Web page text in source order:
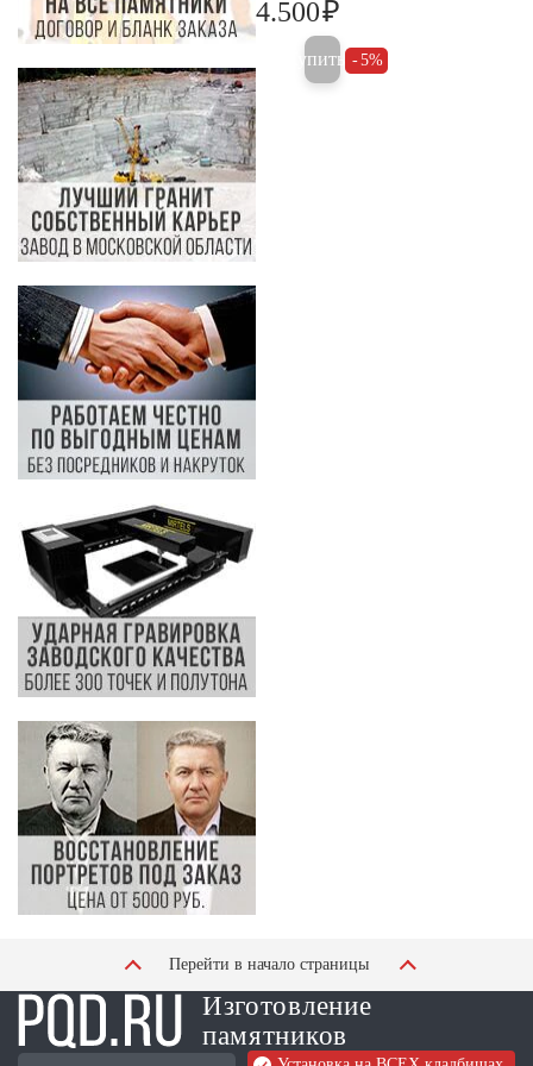
4.500₽
Купить 5%
Перейти в начало страницы
Изготовление
памятников